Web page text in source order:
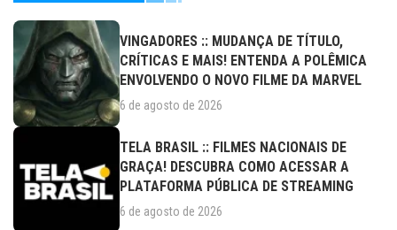
VINGADORES :: MUDANÇA DE TÍTULO,
CRÍTICAS E MAIS! ENTENDA A POLÊMICA
ENVOLVENDO O NOVO FILME DA MARVEL
6 de agosto de 2026
TELA BRASIL :: FILMES NACIONAIS DE
GRAÇA! DESCUBRA COMO ACESSAR A
PLATAFORMA PÚBLICA DE STREAMING
6 de agosto de 2026